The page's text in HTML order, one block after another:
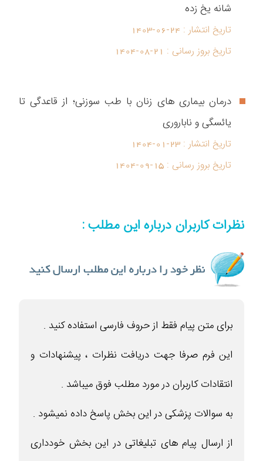
شانه یخ زده
تاریخ انتشار : 1403-06-24
تاریخ بروز رسانی : 1404-08-21
درمان بیماری های زنان با طب سوزنی؛ از قاعدگی تا
یائسگی و ناباروری
تاریخ انتشار : 1404-01-23
تاریخ بروز رسانی : 1404-09-15
نظرات کاربران درباره این مطلب :
برای متن پیام فقط از حروف فارسی استفاده کنید .
این فرم صرفا جهت دریافت نظرات ، پیشنهادات و
انتقادات کاربران در مورد مطلب فوق میباشد .
به سوالات پزشکی در این بخش پاسخ داده نمیشود .
از ارسال پیام های تبلیغاتی در این بخش خودداری